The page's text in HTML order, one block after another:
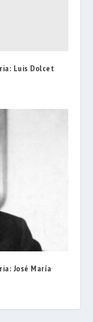
Luis Dolcet
José María